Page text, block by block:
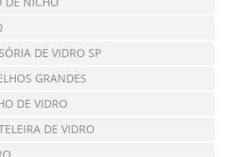
DE VIDRO SP
GRANDES
DE VIDRO
DE VIDRO